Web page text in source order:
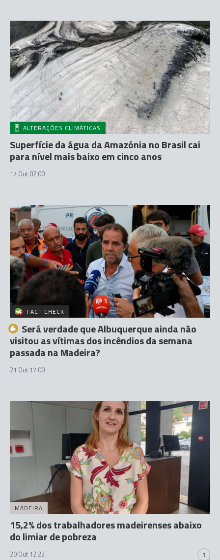
ALTERAÇÕES CLIMÁTICAS
Superfície da água da Amazónia no Brasil cai
para nível mais baixo em cinco anos
17 Out 02:00
FACT CHECK
Será verdade que Albuquerque ainda não
visitou as vítimas dos incêndios da semana
passada na Madeira?
21 Out 17:00
MADEIRA
15,2% dos trabalhadores madeirenses abaixo
do limiar de pobreza
20 Out 12:22 1